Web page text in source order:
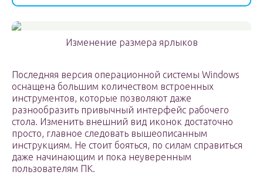
Изменение размера ярлыков
Последняя версия операционной системы Windows
оснащена большим количеством встроенных
инструментов, которые позволяют даже
разнообразить привычный интерфейс рабочего
стола. Изменить внешний вид иконок достаточно
просто, главное следовать вышеописанным
инструкциям. Не стоит бояться, по силам справиться
даже начинающим и пока неуверенным
пользователям ПК.